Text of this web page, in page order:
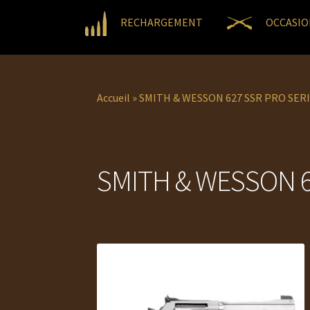
RECHARGEMENT
Accueil »SMITH & WESSON 627 SSR PRO
SMITH & WESSON